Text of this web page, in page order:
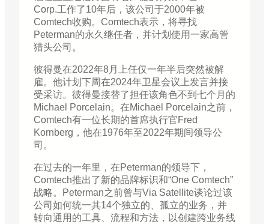
Corp.工作了10年后，该公司于2000年被
Comtech收购。Comtech表示，将寻找
Peterman的永久继任者，并计划使用一家高管
猎头公司。
彼得曼在2022年8月上任仅一年半后突然被解
雇。他计划下周在2024年卫星会议上发言并接
受采访。彼得曼接替了担任该角色不到七个月的
Michael Porcelain。在Michael Porcelain之前，
Comtech有一位长期的首席执行官Fred
Kornberg，他在1976年至2022年期间领导公
司。
在过去的一年里，在Peterman的领导下，
Comtech推出了新的品牌标识和“One Comtech”
战略。Peterman之前曾与Via Satellite谈论过该
公司如何统一其14个独立的、孤立的业务，并
转向通用的工具、流程和方法，以创建跨业务线